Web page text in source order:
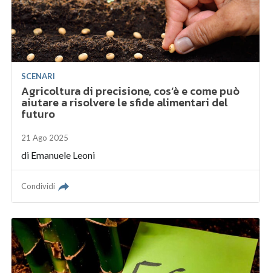
SCENARI
Agricoltura di precisione, cos’è e come può
aiutare a risolvere le sfide alimentari del
futuro
21 Ago 2025
di Emanuele Leoni
Condividi